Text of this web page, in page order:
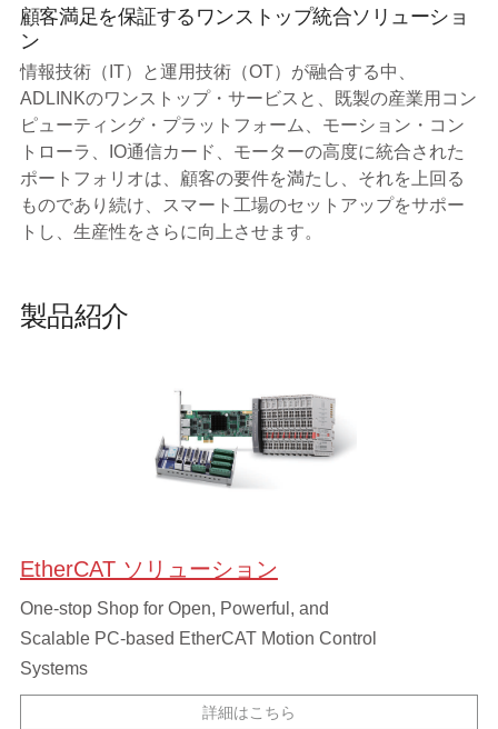
顧客満足を保証するワンストップ統合ソリューショ
ン
情報技術（IT）と運用技術（OT）が融合する中、
ADLINKのワンストップ・サービスと、既製の産業用コン
ピューティング・プラットフォーム、モーション・コン
トローラ、IO通信カード、モーターの高度に統合された
ポートフォリオは、顧客の要件を満たし、それを上回る
ものであり続け、スマート工場のセットアップをサポー
トし、生産性をさらに向上させます。
製品紹介
EtherCAT ソリューション
One-stop Shop for Open, Powerful, and
Scalable PC-based EtherCAT Motion Control
Systems
詳細はこちら